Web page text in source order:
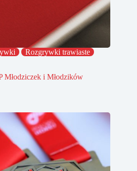
Rozgrywki trawiaste
Młodziczek i Młodzików